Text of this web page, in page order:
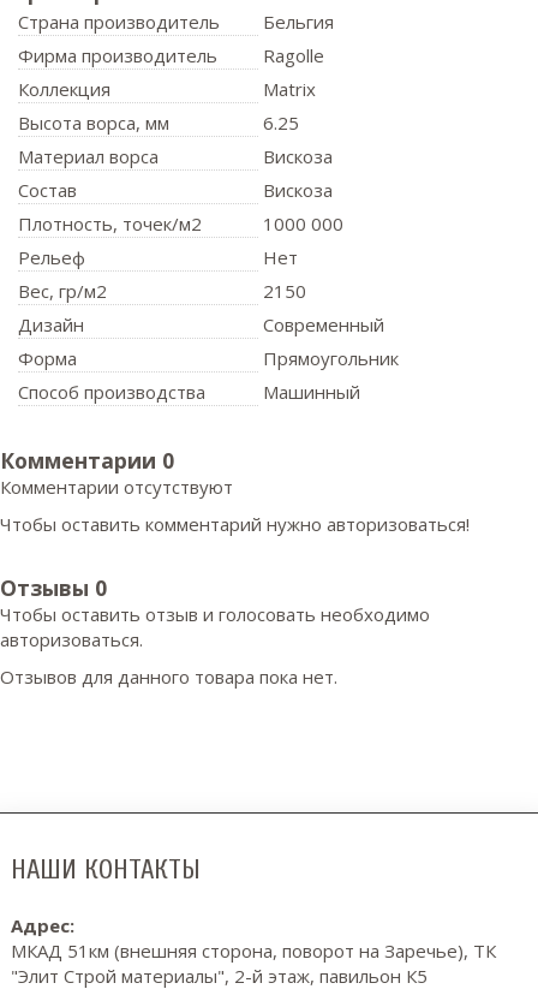
Страна производитель
Бельгия
Фирма производитель
Ragolle
Коллекция
Matrix
Высота ворса, мм
6.25
Материал ворса
Вискоза
Состав
Вискоза
Плотность, точек/м2
1000 000
Рельеф
Нет
Вес, гр/м2
2150
Дизайн
Современный
Форма
Прямоугольник
Способ производства
Машинный
Комментарии 0
Комментарии отсутствуют
Чтобы оставить комментарий нужно авторизоваться!
Отзывы 0
Чтобы оcтавить отзыв и голосовать необходимо
авторизоваться.
Отзывов для данного товара пока нет.
НАШИ КОНТАКТЫ
Адрес:
МКАД 51км (внешняя сторона, поворот на Заречье), ТК
"Элит Строй материалы", 2-й этаж, павильон К5